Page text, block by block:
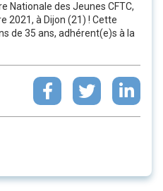
Nationale des Jeunes CFTC,
2021, à Dijon (21) ! Cette
de 35 ans, adhérent(e)s à la